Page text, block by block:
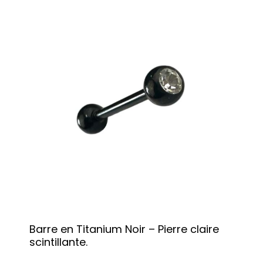
Barre en Titanium Noir – Pierre claire
scintillante.